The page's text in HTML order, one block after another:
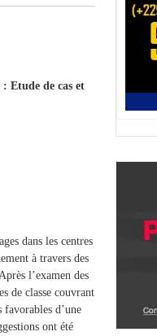
Etude de cas et
dans les centres
à travers des
l’examen des
de classe couvrant
d’une
ont été